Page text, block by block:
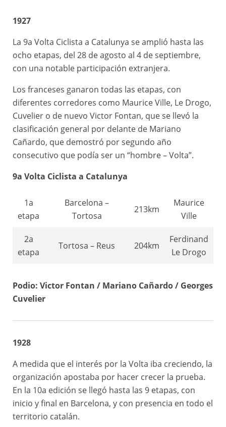
etapa
5a
etapa
Vic – Sant Feliu de
Guíxols
234km
Victor
Fontan
6a
etapa
Guíxols –
Barcelona
197km
Secondo
Martinetto
1927
La 9a Volta Ciclista a Catalunya se amplió hasta las
ocho etapas, del 28 de agosto al 4 de septiembre,
con una notable participación extranjera.
Los franceses ganaron todas las etapas, con
diferentes corredores como Maurice Ville, Le Drogo,
Cuvelier o de nuevo Victor Fontan, que se llevó la
clasificación general por delante de Mariano
Cañardo, que demostró por segundo año
consecutivo que podía ser un “hombre – Volta”.
9a Volta Ciclista a Catalunya
1a
etapa
Barcelona –
Tortosa
213km
Maurice
Ville
2a
etapa
Tortosa – Reus 204km
Ferdinand
Le Drogo
etapa
Reus – Igualada 189km
Fontan
Igualada – Vic 190km
5a
etapa
Cuvelier
6a
etapa
Banyoles – Sant
Feliu de Guíxols
163km
Ferdinand
Le Drogo
Sant Feliu de
Podio: Victor Fontan / Mariano Cañardo / Georges
Cuvelier
1928
A medida que el interés por la Volta iba creciendo, la
organización apostaba por hacer crecer la prueba.
En la 10a edición se llegó hasta las 9 etapas, con
inicio y final en Barcelona, y con presencia en todo el
territorio catalán.